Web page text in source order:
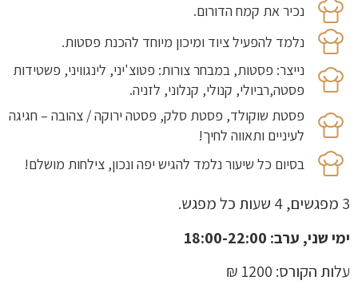
נכיר את קמח הדורום.
נלמד להפעיל ציוד ומיכון מיוחד להכנת פסטות.
נייצר: פסטות, במבחר צורות: פטוצ'יני, לינגוויני, פשטידות
פסטה,רביולי, קנולי, קנלוני, לזניה.
פסטת שוקולד, פסטת סלק, פסטה ירוקה / צהובה – חגיגה
לעיניים ותאווה לחיך!
בסיום כל שיעור נלמד להגיש יפה ונכון, צילחות מושלם!
3 מפגשים, 4 שעות כל מפגש.
ימי שני, ערב: 18:00-22:00
עלות הקורס: 1200 ₪